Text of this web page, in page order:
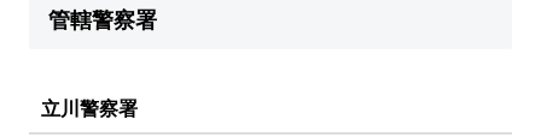
管轄警察署
立川警察署